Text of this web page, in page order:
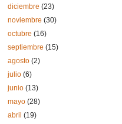
diciembre(23)
noviembre(30)
octubre(16)
septiembre(15)
agosto(2)
julio(6)
junio(13)
mayo(28)
abril(19)